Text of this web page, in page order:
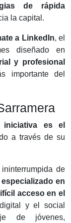
de rápida
la capital.
a LinkedIn, el
diseñado en
y profesional
importante del
es el
a través de su
de
en
acceso en el
y el social
de jóvenes,